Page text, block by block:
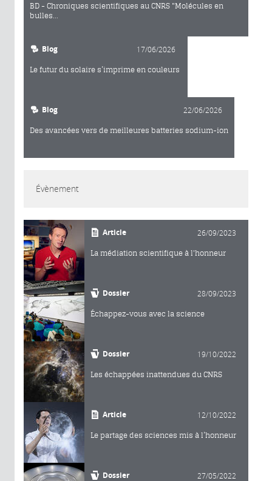
BD - Chroniques scientifiques au CNRS "Molécules en
bulles...
Blog 17/06/2026
Le futur du solaire s’imprime en couleurs
Blog 22/06/2026
Des avancées vers de meilleures batteries sodium-ion
Évènement
Article 26/09/2023
La médiation scientifique à l'honneur
Dossier 28/09/2023
Échappez-vous avec la science
Dossier 19/10/2022
Les échappées inattendues du CNRS
Article 12/10/2022
Le partage des sciences mis à l’honneur
Dossier 27/05/2022